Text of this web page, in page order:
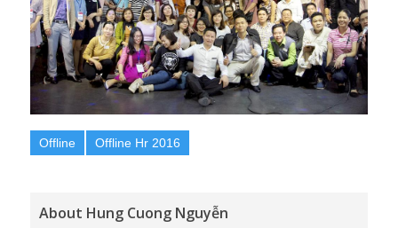
Offline Offline Hr 2016
About Hung Cuong Nguyễn